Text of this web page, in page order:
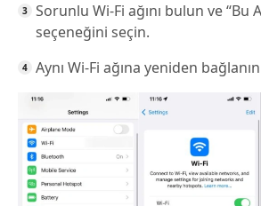
Sorunlu Wi-Fi ağını bulun ve “Bu
seçeneğini seçin.
Aynı Wi-Fi ağına yeniden